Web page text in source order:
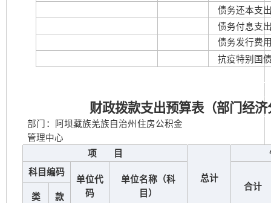
债务还本支
债务付息支
债务发行费
抗疫特别国
财政拨款支出预算表（部门经
部门：阿坝藏族羌族自治州住房公积金
管理中心
项 目
总计
科目编码
单位代
码
单位名称（科
目）
合计
类
款